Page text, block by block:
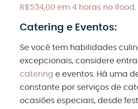
R$534,00 em 4 horas no Ifood.
Catering e Eventos:
Se você tem habilidades
excepcionais, considere
catering e eventos. Há uma
constante por serviços de
ocasiões especiais, desde